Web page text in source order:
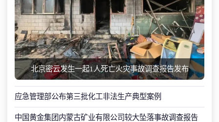
北京密云发生一起1人死亡火灾事故调查报告发布
应急管理部公布第三批化工非法生产典型案例
中国黄金集团内蒙古矿业有限公司较大坠落事故调查报告